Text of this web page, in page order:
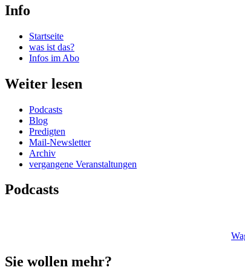
Info
Startseite
was ist das?
Infos im Abo
Weiter lesen
Podcasts
Blog
Predigten
Mail-Newsletter
Archiv
vergangene Veranstaltungen
Podcasts
Sie wollen mehr?